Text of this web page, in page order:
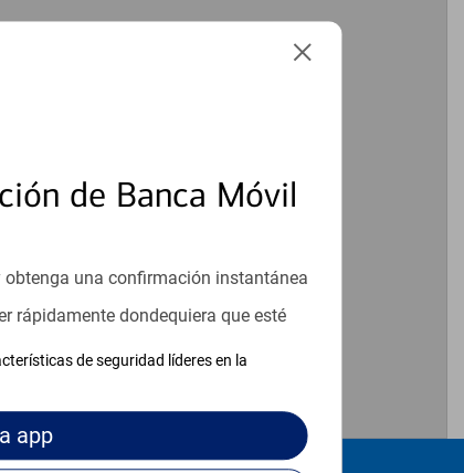
de Banca Móvil
una confirmación instantánea
rápidamente dondequiera que esté
de seguridad líderes en la
app